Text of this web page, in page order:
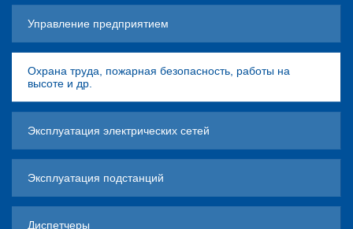
Управление предприятием
Охрана труда, пожарная безопасность, работы на
высоте и др.
Эксплуатация электрических сетей
Эксплуатация подстанций
Диспетчеры